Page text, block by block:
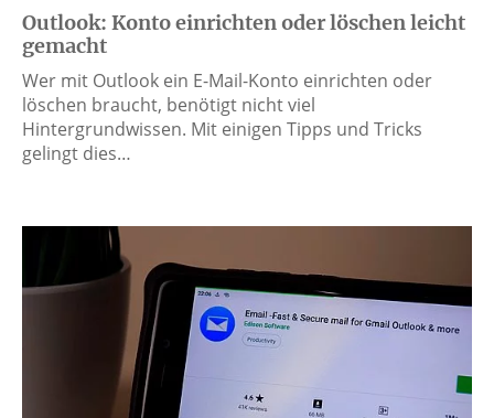
Outlook: Konto einrichten oder löschen leicht
gemacht
Wer mit Outlook ein E-Mail-Konto einrichten oder
löschen braucht, benötigt nicht viel
Hintergrundwissen. Mit einigen Tipps und Tricks
gelingt dies…